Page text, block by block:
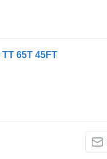
65T 45FT